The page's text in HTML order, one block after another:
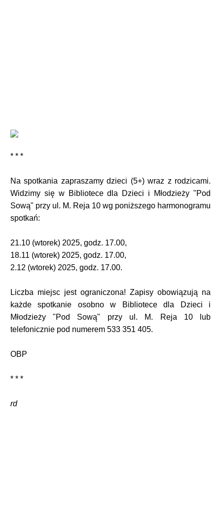
* * *
Na spotkania zapraszamy dzieci (5+) wraz z rodzicami.
Widzimy się w Bibliotece dla Dzieci i Młodzieży "Pod
Sową" przy ul. M. Reja 10 wg poniższego harmonogramu
spotkań:
21.10 (wtorek) 2025, godz. 17.00,
18.11 (wtorek) 2025, godz. 17.00,
2.12 (wtorek) 2025, godz. 17.00.
Liczba miejsc jest ograniczona! Zapisy obowiązują na
każde spotkanie osobno w Bibliotece dla Dzieci i
Młodzieży "Pod Sową" przy ul. M. Reja 10 lub
telefonicznie pod numerem 533 351 405.
OBP
* * *
rd